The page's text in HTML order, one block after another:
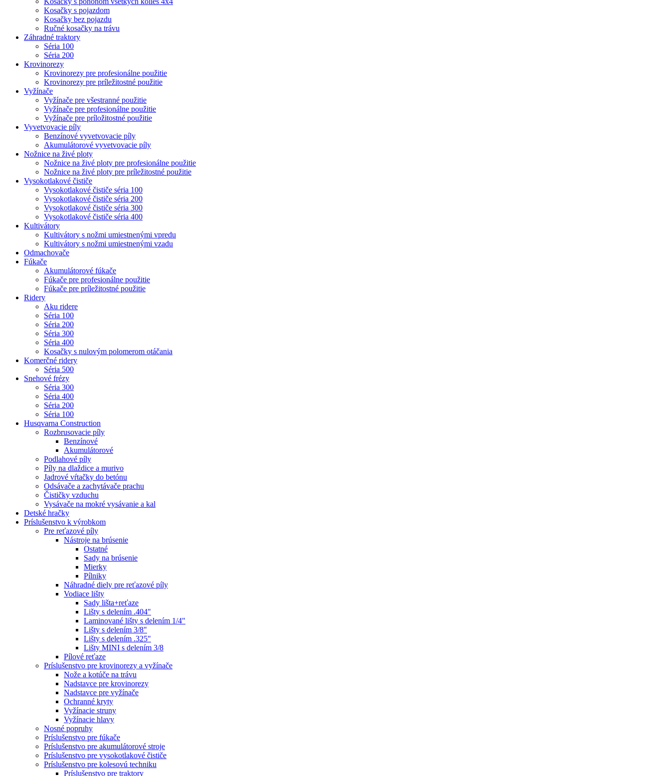
Kosačky s pojazdom
Kosačky bez pojazdu
Ručné kosačky na trávu
Záhradné traktory
Séria 100
Séria 200
Krovinorezy
Krovinorezy pre profesionálne použitie
Krovinorezy pre príležitostné použitie
Vyžínače
Vyžínače pre všestranné použitie
Vyžínače pre profesionálne použitie
Vyžínače pre príložitostné použitie
Vyvetvovacie píly
Benzínové vyvetvovacie píly
Akumulátorové vyvetvovacie píly
Nožnice na živé ploty
Nožnice na živé ploty pre profesionálne použitie
Nožnice na živé ploty pre príležitostné použitie
Vysokotlakové čističe
Vysokotlakové čističe séria 100
Vysokotlakové čističe séria 200
Vysokotlakové čističe séria 300
Vysokotlakové čističe séria 400
Kultivátory
Kultivátory s nožmi umiestnenými vpredu
Kultivátory s nožmi umiestnenými vzadu
Odmachovače
Fúkače
Akumulátorové fúkače
Fúkače pre profesionálne použitie
Fúkače pre príležitostné použitie
Ridery
Aku ridere
Séria 100
Séria 200
Séria 300
Séria 400
Kosačky s nulovým polomerom otáčania
Komerčné ridery
Séria 500
Snehové frézy
Séria 300
Séria 400
Séria 200
Séria 100
Husqvarna Construction
Rozbrusovacie píly
Benzínové
Akumulátorové
Podlahové píly
Píly na dlaždice a murivo
Jadrové vŕtačky do betónu
Odsávače a zachytávače prachu
Čističky vzduchu
Vysávače na mokré vysávanie a kal
Detské hračky
Príslušenstvo k výrobkom
Pre reťazové píly
Nástroje na brúsenie
Ostatné
Sady na brúsenie
Mierky
Pílniky
Náhradné diely pre reťazové píly
Vodiace lišty
Sady lišta+reťaze
Lišty s delením .404"
Laminované lišty s delením 1/4"
Lišty s delením 3/8"
Lišty s delením .325"
Lišty MINI s delením 3/8
Pílové reťaze
Príslušenstvo pre krovinorezy a vyžínače
Nože a kotúče na trávu
Nadstavce pre krovinorezy
Nadstavce pre vyžínače
Ochranné kryty
Vyžínacie struny
Vyžínacie hlavy
Nosné popruhy
Príslušenstvo pre fúkače
Príslušenstvo pre akumulátorové stroje
Príslušenstvo pre vysokotlakové čističe
Príslušenstvo pre kolesovú techniku
Príslušenstvo pre traktory